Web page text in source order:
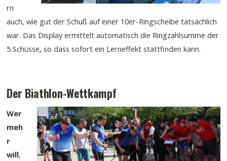
rn
auch, wie gut der Schuß auf einer 10er-Ringscheibe tatsächlich
war. Das Display ermittelt automatisch die Ringzahlsumme der
5 Schüsse, so dass sofort ein Lerneffekt stattfinden kann.
Der Biathlon-Wettkampf
Wer
meh
r
will,